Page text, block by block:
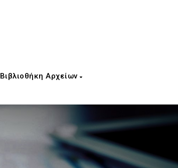
Βιβλιοθήκη Αρχείων